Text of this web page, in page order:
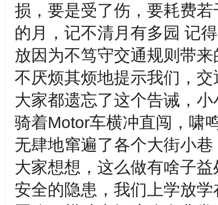
损，要是受了伤，要耗费
的月，记不清月有多园
放因为不笃守交通规则带
不厌烦其烦地提示我们，
大家都遗忘了这个告诫，
骑着Motor车横冲直闯，啸
无肆地窜遍了各个大街
大家想想，这么做有啥子
安全的隐患，我们上学放